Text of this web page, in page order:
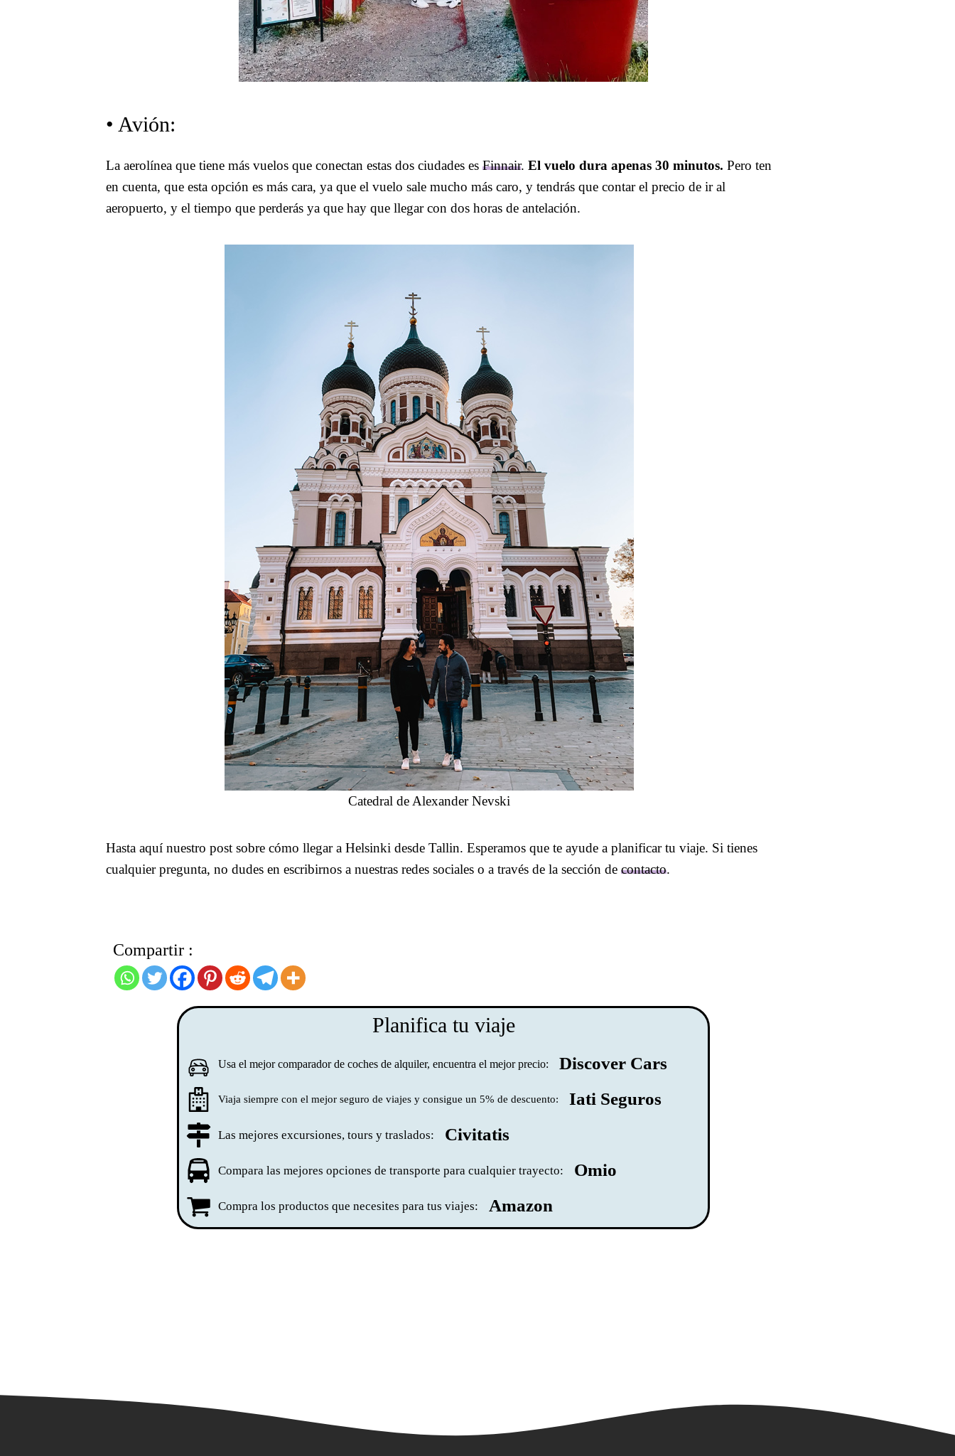
• Avión:
La aerolínea que tiene más vuelos que conectan estas dos ciudades es Finnair. El vuelo dura apenas 30 minutos. Pero ten
en cuenta, que esta opción es más cara, ya que el vuelo sale mucho más caro, y tendrás que contar el precio de ir al
aeropuerto, y el tiempo que perderás ya que hay que llegar con dos horas de antelación.
Catedral de Alexander Nevski
Hasta aquí nuestro post sobre cómo llegar a Helsinki desde Tallin. Esperamos que te ayude a planificar tu viaje. Si tienes
cualquier pregunta, no dudes en escribirnos a nuestras redes sociales o a través de la sección de contacto.
Compartir :
Planifica tu viaje
Usa el mejor comparador de coches de alquiler, encuentra el mejor precio: Discover Cars
Viaja siempre con el mejor seguro de viajes y consigue un 5% de descuento: Iati Seguros
Las mejores excursiones, tours y traslados: Civitatis
Compara las mejores opciones de transporte para cualquier trayecto: Omio
Compra los productos que necesites para tus viajes: Amazon